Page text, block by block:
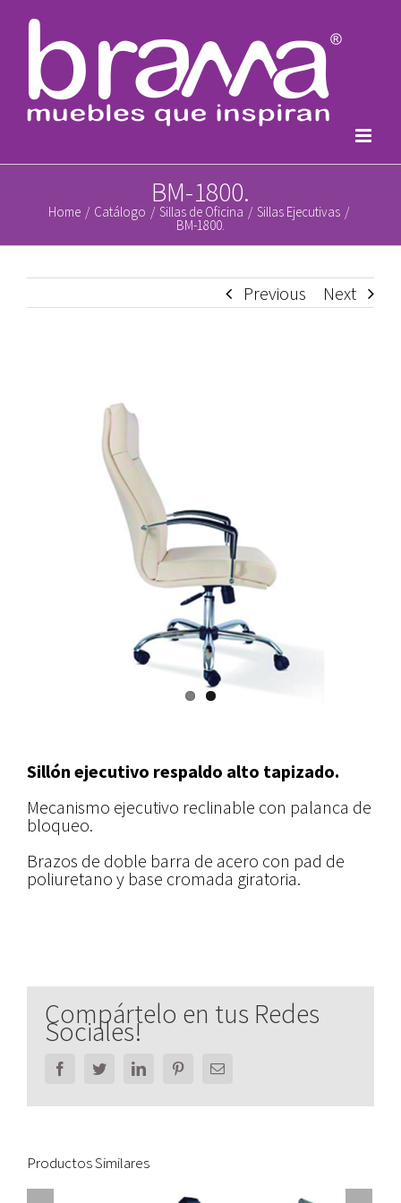
content
BM-1800.
Home / Catálogo / Sillas de Oficina / Sillas Ejecutivas /
BM-1800.
Previous Next
Sillón ejecutivo respaldo alto tapizado.
Mecanismo ejecutivo reclinable con palanca de
bloqueo.
Brazos de doble barra de acero con pad de
poliuretano y base cromada giratoria.
Compártelo en tus Redes
Sociales!
FacebookTwitterLinkedInPinterestEmail
Productos Similares